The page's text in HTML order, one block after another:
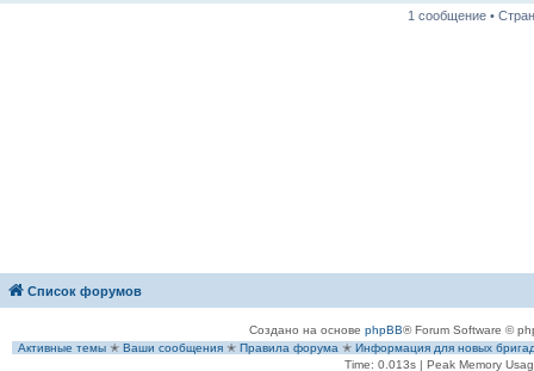
1 сообщение •
Список форумов
Создано на основе phpBB® Forum Software ©
Активные темы ✭ Ваши сообщения ✭ Правила форума ✭ Информация для новых
Time: 0.013s| Peak Memory